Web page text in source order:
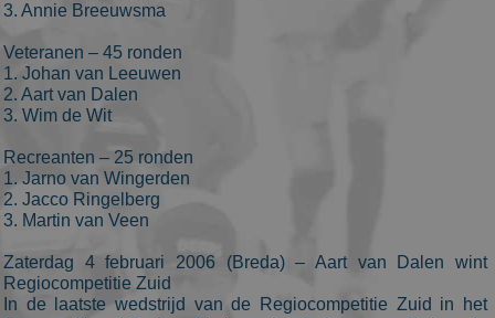
3. Annie Breeuwsma
Veteranen – 45 ronden
1. Johan van Leeuwen
2. Aart van Dalen
3. Wim de Wit
Recreanten – 25 ronden
1. Jarno van Wingerden
2. Jacco Ringelberg
3. Martin van Veen
Zaterdag 4 februari 2006 (Breda) – Aart van Dalen wint
Regiocompetitie Zuid
In de laatste wedstrijd van de Regiocompetitie Zuid in het
after 2 years,
although
customisable